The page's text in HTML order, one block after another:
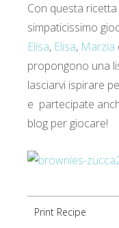
Con questa
simpaticissimo
Elisa, Elisa, Marzia
propongono una
lasciarvi ispirare
e partecipate
blog per giocare!
Print Recipe